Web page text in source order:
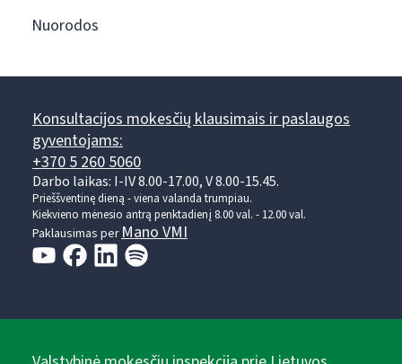
Nuorodos
Konsultacijos mokesčių klausimais ir paslaugos
gyventojams:
+370 5 260 5060
Darbo laikas: I-IV 8.00-17.00, V 8.00-15.45.
Prieššventinę dieną - viena valanda trumpiau.
Kiekvieno mėnesio antrą penktadienį 8.00 val. - 12.00 val.
Paklausimas perMano VMI